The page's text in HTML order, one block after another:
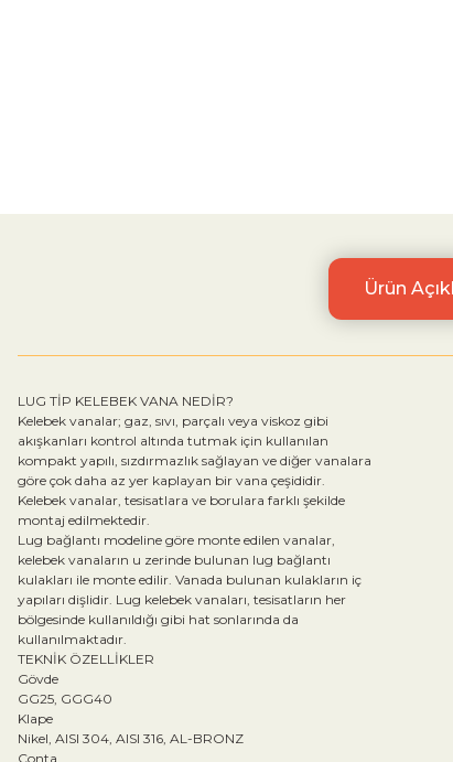
Ürün
LUG TİP KELEBEK VANA NEDİR?
Kelebek vanalar; gaz, sıvı, parçalı veya viskoz gibi
akışkanları kontrol altında tutmak için kullanılan
kompakt yapılı, sızdırmazlık sağlayan ve diğer vanalara
göre çok daha az yer kaplayan bir vana çeşididir.
Kelebek vanalar, tesisatlara ve borulara farklı şekilde
montaj edilmektedir.
Lug bağlantı modeline göre monte edilen vanalar,
kelebek vanaların u zerinde bulunan lug bağlantı
kulakları ile monte edilir. Vanada bulunan kulakların iç
yapıları dişlidir. Lug kelebek vanaları, tesisatların her
bölgesinde kullanıldığı gibi hat sonlarında da
kullanılmaktadır.
TEKNİK ÖZELLİKLER
Gövde
GG25, GGG40
Klape
Nikel, AISI 304, AISI 316, AL-BRONZ
Conta